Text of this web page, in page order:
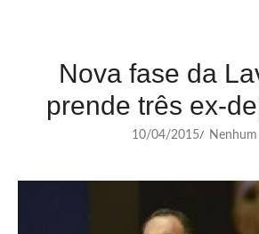
Nova fase da
prende três ex-
10/04/2015/